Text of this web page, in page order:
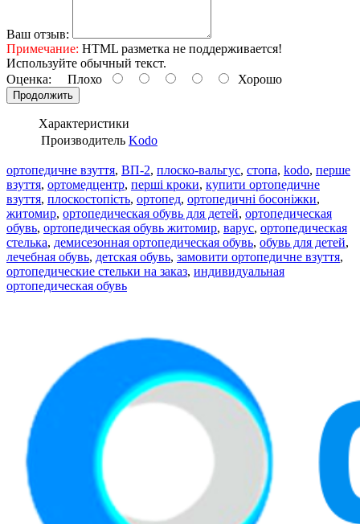
Ваш отзыв:
Примечание: HTML разметка не поддерживается!
Используйте обычный текст.
Оценка: Плохо Хорошо
Продолжить
Характеристики
Производитель Kodo
ортопедичне взуття, ВП-2, плоско-вальгус, стопа, kodo, перше
взуття, ортомедцентр, перші кроки, купити ортопедичне
взуття, плоскостопість, ортопед, ортопедичні босоніжки,
житомир, ортопедическая обувь для детей, ортопедическая
обувь, ортопедическая обувь житомир, варус, ортопедическая
стелька, демисезонная ортопедическая обувь, обувь для детей,
лечебная обувь, детская обувь, замовити ортопедичне взуття,
ортопедические стельки на заказ, индивидуальная
ортопедическая обувь